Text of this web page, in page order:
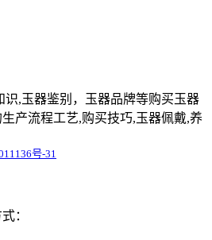
识,玉器鉴别，玉器品牌等购买玉器
产流程工艺,购买技巧,玉器佩戴,养
号-31
：